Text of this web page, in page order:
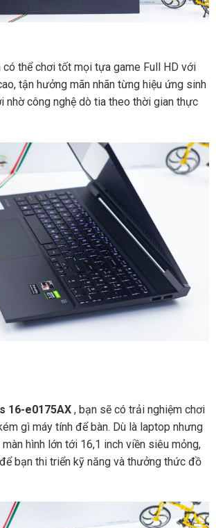
thể chơi tốt mọi tựa game Full HD với
tận hưởng mãn nhãn từng hiệu ứng sinh
nhờ công nghệ dò tia theo thời gian thực
16-e0175AX , bạn sẽ có trải nghiệm chơi
gì máy tính để bàn. Dù là laptop nhưng
hình lớn tới 16,1 inch viền siêu mỏng,
bạn thi triển kỹ năng và thưởng thức đồ